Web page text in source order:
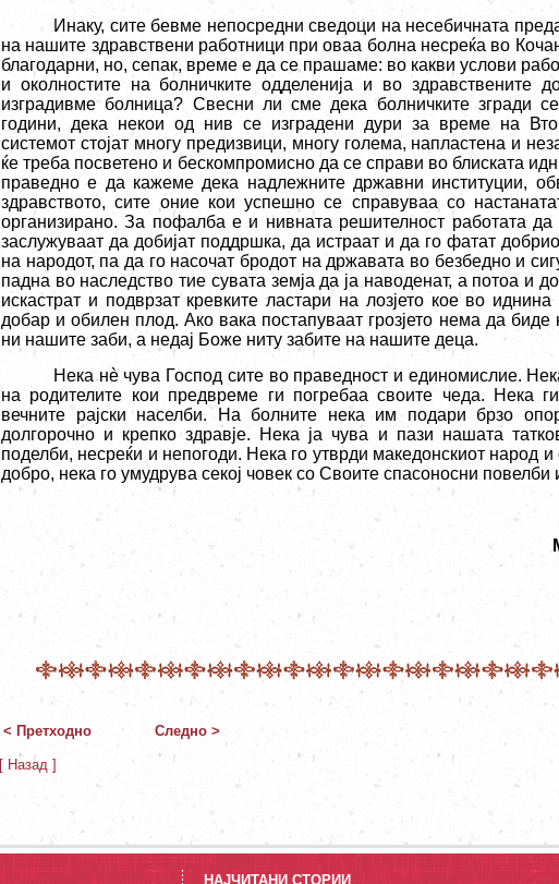
Инаку, сите бевме непосредни сведоци на несебичната
на нашите здравствени работници при оваа болна несреќа во
благодарни, но, сепак, време е да се прашаме: во какви услови
и околностите на болничките одделенија и во здравствените
изградивме болница? Свесни ли сме дека болничките згради
години, дека некои од нив се изградени дури за време на
системот стојат многу предизвици, многу голема, напластена и
ќе треба посветено и бескомпромисно да се справи во блиската
праведно е да кажеме дека надлежните државни институции,
здравството, сите оние кои успешно се справуваа со
организирано. За пофалба е и нивната решителност работата да
заслужуваат да добијат поддршка, да истраат и да го фатат
на народот, па да го насочат бродот на државата во безбедно и
падна во наследство тие сувата земја да ја наводенат, а потоа и
искастрат и подврзат кревките ластари на лозјето кое во
добар и обилен плод. Ако вака постапуваат грозјето нема да
ни нашите заби, а недај Боже ниту забите на нашите деца.
Нека нèчува Господ сите во праведност и единомислие.
на родителите кои предвреме ги погребаа своите чеда. Нека
вечните рајски населби. На болните нека им подари брзо
долгорочно и крепко здравје. Нека ја чува и пази нашата
поделби, несреќи и непогоди. Нека го утврди македонскиот народ
добро, нека го умудрува секој човек со Своите спасоносни повелби
< Претходно Следно >
[ Назад ]
НАЈЧИТАНИ СТОРИИ